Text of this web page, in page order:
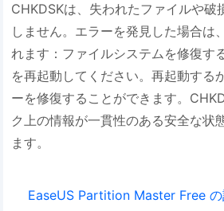
CHKDSKは、失われたファイルや破
しません。エラーを発見した場合は
れます：ファイルシステムを修復す
を再起動してください。再起動する
ーを修復することができます。
ク上の情報が一貫性のある安全な状
ます。
EaseUS Partition Master Free